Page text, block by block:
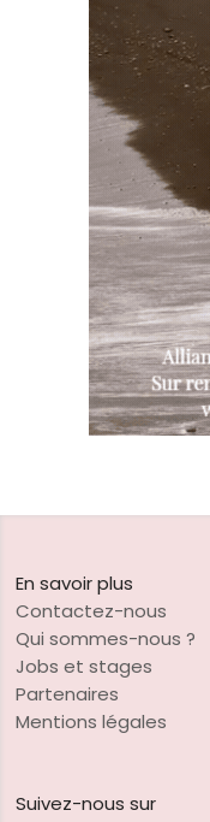
En savoir plus
Contactez-nous
Qui sommes-nous ?
Jobs et stages
Partenaires
Mentions légales
Suivez-nous sur